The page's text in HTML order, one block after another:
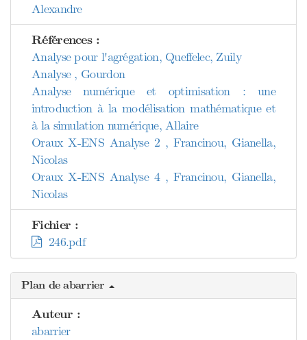
Alexandre
Références :
Analyse pour l'agrégation, Queffelec, Zuily
Analyse , Gourdon
Analyse numérique et optimisation : une
introduction à la modélisation mathématique et
à la simulation numérique, Allaire
Oraux X-ENS Analyse 2 , Francinou, Gianella,
Nicolas
Oraux X-ENS Analyse 4 , Francinou, Gianella,
Nicolas
Fichier :
246.pdf
Plan de abarrier
Auteur :
abarrier